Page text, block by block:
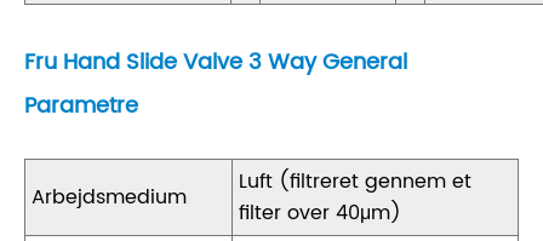
Fru Hand Slide Valve 3 Way General
Parametre
Arbejdsmedium
Luft (filtreret gennem et
filter over 40μm)